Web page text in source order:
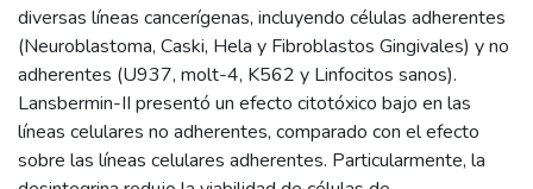
diversas líneas cancerígenas, incluyendo células adherentes
(Neuroblastoma, Caski, Hela y Fibroblastos Gingivales) y no
adherentes (U937, molt-4, K562 y Linfocitos sanos).
Lansbermin-II presentó un efecto citotóxico bajo en las
líneas celulares no adherentes, comparado con el efecto
sobre las líneas celulares adherentes. Particularmente, la